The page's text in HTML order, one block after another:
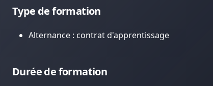
Type de formation
Alternance : contrat d'apprentissage
Durée de formation